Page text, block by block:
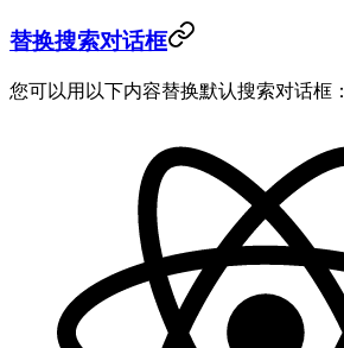
替换搜索对话框
您可以用以下内容替换默认搜索对话框：